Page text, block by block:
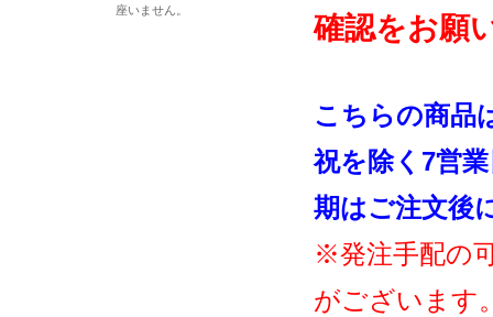
確認をお願
こちらの商品
祝を除く7営
期はご注文後
※発注手配の
がございます
座いません。